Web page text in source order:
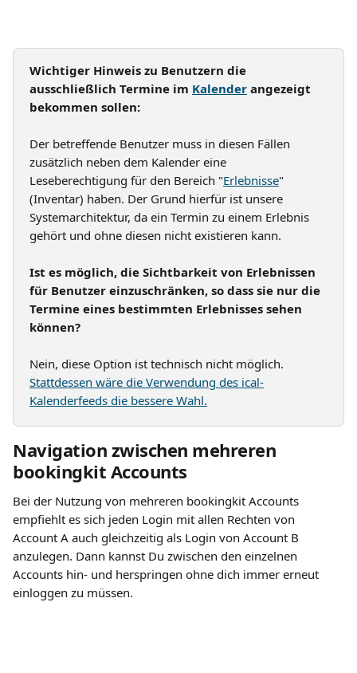
Wichtiger Hinweis zu Benutzern die
ausschließlich Termine im Kalender angezeigt
bekommen sollen:
Der betreffende Benutzer muss in diesen Fällen
zusätzlich neben dem Kalender eine
Leseberechtigung für den Bereich "Erlebnisse"
(Inventar) haben. Der Grund hierfür ist unsere
Systemarchitektur, da ein Termin zu einem Erlebnis
gehört und ohne diesen nicht existieren kann.
Ist es möglich, die Sichtbarkeit von Erlebnissen
für Benutzer einzuschränken, so dass sie nur die
Termine eines bestimmten Erlebnisses sehen
können?
Nein, diese Option ist technisch nicht möglich.
Stattdessen wäre die Verwendung des ical-
Kalenderfeeds die bessere Wahl.
Navigation zwischen mehreren
bookingkit Accounts
Bei der Nutzung von mehreren bookingkit Accounts
empfiehlt es sich jeden Login mit allen Rechten von
Account A auch gleichzeitig als Login von Account B
anzulegen. Dann kannst Du zwischen den einzelnen
Accounts hin- und herspringen ohne dich immer erneut
einloggen zu müssen.